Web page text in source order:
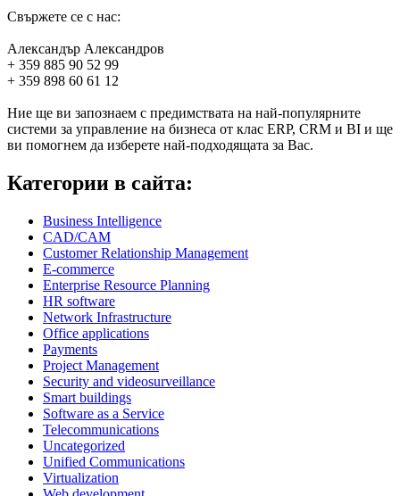
Свържете се с нас:
Александър Александров
+ 359 885 90 52 99
+ 359 898 60 61 12
Ние ще ви запознаем с предимствата на най-популярните
системи за управление на бизнеса от клас ERP, CRM и BI и ще
ви помогнем да изберете най-подходящата за Вас.
Категории в сайта:
Business Intelligence
CAD/CAM
Customer Relationship Management
E-commerce
Enterprise Resource Planning
HR software
Network Infrastructure
Office applications
Payments
Project Management
Security and videosurveillance
Smart buildings
Software as a Service
Telecommunications
Uncategorized
Unified Communications
Virtualization